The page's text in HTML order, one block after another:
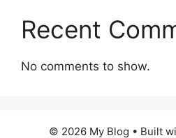
Recent
No comments to show.
© 2026 My Blog • Built